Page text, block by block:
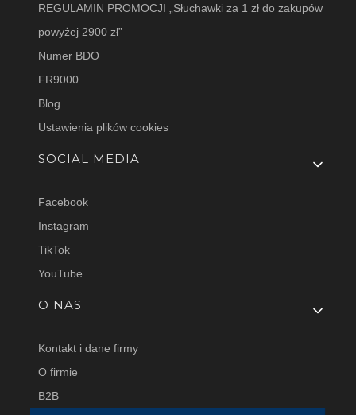
REGULAMIN PROMOCJI „Słuchawki za 1 zł do zakupów
powyżej 2900 zł”
Numer BDO
FR9000
Blog
Ustawienia plików cookies
SOCIAL MEDIA
Facebook
Instagram
TikTok
YouTube
O NAS
Kontakt i dane firmy
O firmie
B2B